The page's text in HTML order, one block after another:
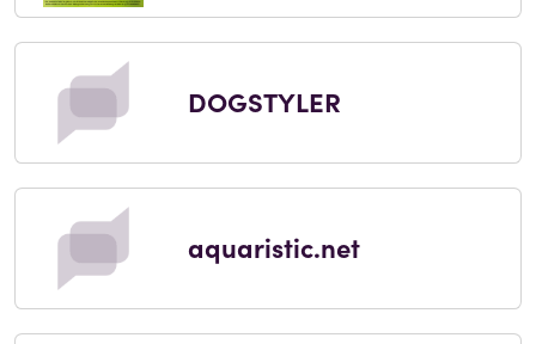
DOGSTYLER
aquaristic.net